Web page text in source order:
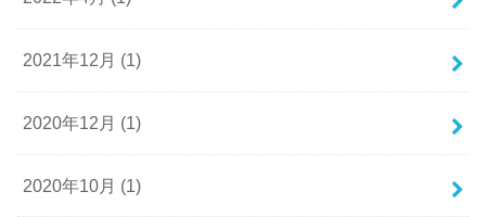
2021年12月 (1)
2020年12月 (1)
2020年10月 (1)